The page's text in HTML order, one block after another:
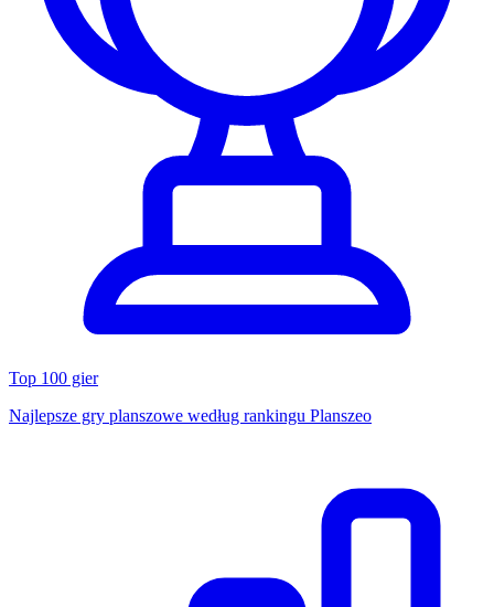
Top 100 gier
Najlepsze gry planszowe według rankingu Planszeo